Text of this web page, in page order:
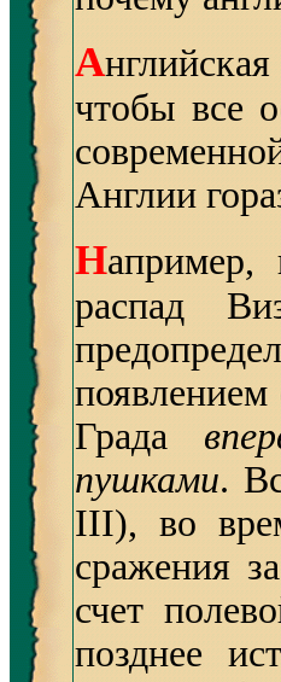
А
чтобы все
Англии
Н
распад
Града
пушками.
III), во
сражения
счет
позднее